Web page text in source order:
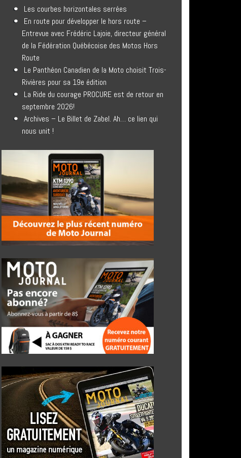
Les courbes horizontales serrées
En route pour développer le hors route –
Entrevue avec Frédéric Lajoie, directeur général
de la Fédération Québécoise des Motos Hors
Route
Le Panthéon Canadien de la Moto choisit Trois-
Rivières pour sa 19e édition
La Ride du courage PROCURE est de retour en
septembre 2026!
Archives – Le Billet de Zabel. Ah… ce lien qui
nous unit !